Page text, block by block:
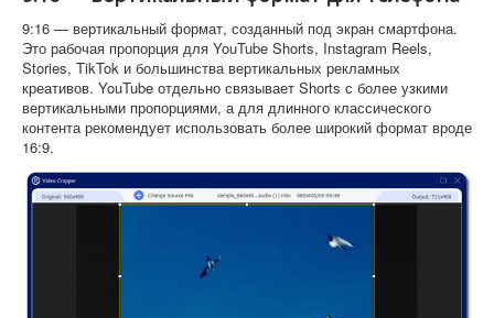
9:16 — вертикальный формат, созданный под экран смартфона.
Это рабочая пропорция для YouTube Shorts, Instagram Reels,
Stories, TikTok и большинства вертикальных рекламных
креативов. YouTube отдельно связывает Shorts с более узкими
вертикальными пропорциями, а для длинного классического
контента рекомендует использовать более широкий формат вроде
16:9.